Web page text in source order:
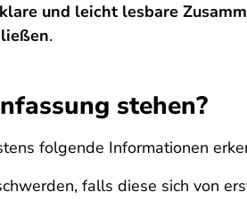
klare und leicht lesbare
.
stehen?
folgende Informationen
falls diese sich von